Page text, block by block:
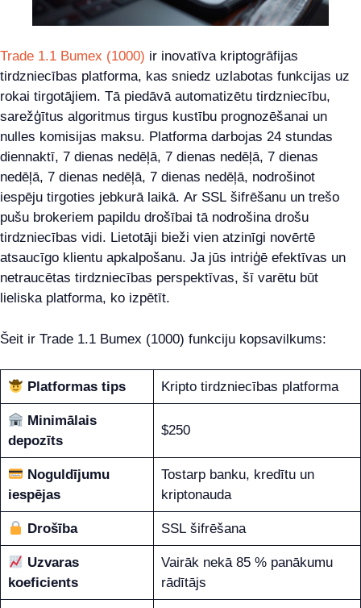
Trade 1.1 Bumex (1000) ir inovatīva kriptogrāfijas
tirdzniecības platforma, kas sniedz uzlabotas funkcijas uz
rokai tirgotājiem. Tā piedāvā automatizētu tirdzniecību,
sarežģītus algoritmus tirgus kustību prognozēšanai un
nulles komisijas maksu. Platforma darbojas 24 stundas
diennaktī, 7 dienas nedēļā, 7 dienas nedēļā, 7 dienas
nedēļā, 7 dienas nedēļā, 7 dienas nedēļā, nodrošinot
iespēju tirgoties jebkurā laikā. Ar SSL šifrēšanu un trešo
pušu brokeriem papildu drošībai tā nodrošina drošu
tirdzniecības vidi. Lietotāji bieži vien atzinīgi novērtē
atsaucīgo klientu apkalpošanu. Ja jūs intriģē efektīvas un
netraucētas tirdzniecības perspektīvas, šī varētu būt
lieliska platforma, ko izpētīt.
Šeit ir Trade 1.1 Bumex (1000) funkciju kopsavilkums:
Platformas tips Kripto tirdzniecības platforma
Minimālais
depozīts
$250
Noguldījumu
iespējas
Tostarp banku, kredītu un
kriptonauda
Drošība SSL šifrēšana
Uzvaras
koeficients
Vairāk nekā 85 % panākumu
rādītājs